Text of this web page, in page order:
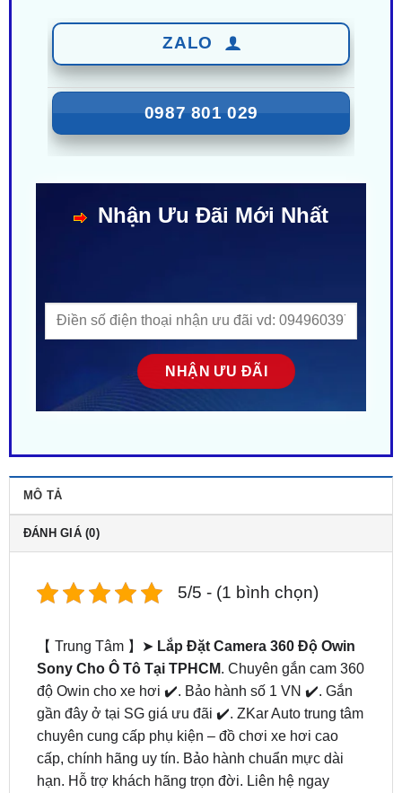
0987 801 029
ĐÁNH GIÁ (0)
【 Trung Tâm 】➤Lắp Đặt Camera 360 Độ Owin
độ Owin cho xe hơi ✔️. Bảo hành số 1 VN ✔️. Gắn
gần đây ở tại SG giá ưu đãi ✔️. ZKar Auto trung tâm
chuyên cung cấp phụ kiện – đồ chơi xe hơi cao
cấp, chính hãng uy tín. Bảo hành chuẩn mực dài
hạn. Hỗ trợ khách hãng trọn đời. Liên hệ ngay
0949.603.979hoặc0987.801.029để được hỗ trợ
bởi đội ngũ kỹ thuật viên tận tâm.